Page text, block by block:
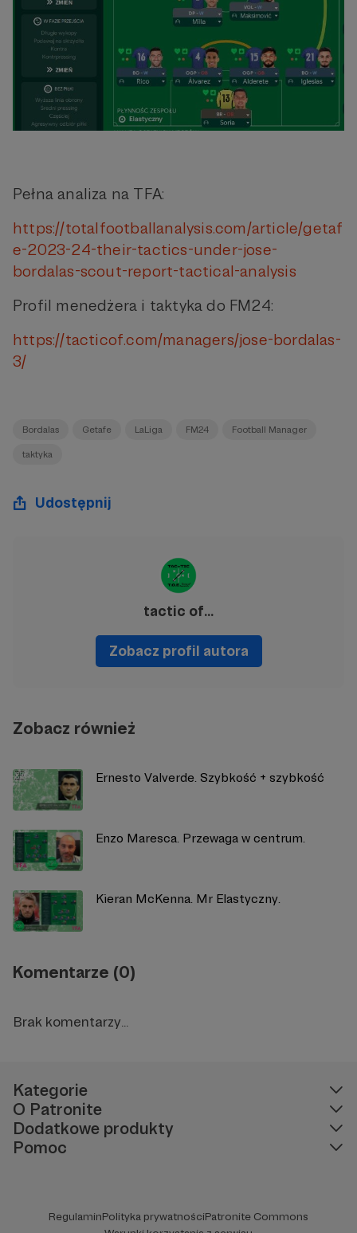
Pełna analiza na TFA:
https://totalfootballanalysis.com/article/getaf
e-2023-24-their-tactics-under-jose-
bordalas-scout-report-tactical-analysis
Profil menedżera i taktyka do FM24:
https://tacticof.com/managers/jose-bordalas-
3/
Bordalas Getafe LaLiga FM24 Football Manager
taktyka
Udostępnij
tactic of...
Zobacz profil autora
Zobacz również
Ernesto Valverde. Szybkość + szybkość
Enzo Maresca. Przewaga w centrum.
Kieran McKenna. Mr Elastyczny.
Komentarze (0)
Brak komentarzy...
Kategorie
O Patronite
Dodatkowe produkty
Pomoc
RegulaminPolityka prywatnościPatronite Commons